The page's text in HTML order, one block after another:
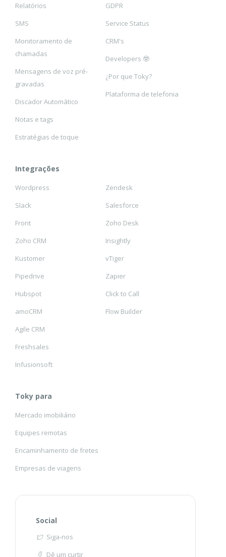
Relatórios
SMS
Monitoramento de
chamadas
Mensagens de voz pré-
gravadas
Discador Automático
Notas e tags
Estratégias de toque
GDPR
Service Status
CRM's
Developers 🤓
¿Por que Toky?
Plataforma de telefonia
Integrações
Wordpress
Slack
Front
Zoho CRM
Kustomer
Pipedrive
Hubspot
amoCRM
Agile CRM
Freshsales
Infusionsoft
Zendesk
Salesforce
Zoho Desk
Insightly
vTiger
Zapier
Click to Call
Flow Builder
Toky para
Mercado imobiliário
Equipes remotas
Encaminhamento de fretes
Empresas de viagens
Social
Siga-nos
Dê um curtir